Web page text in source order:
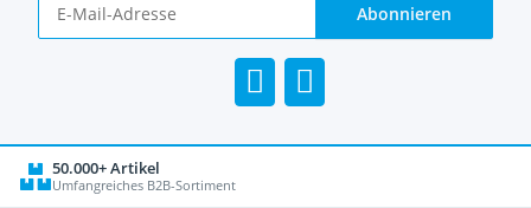
Abonnieren
50.000+ Artikel
Umfangreiches B2B-Sortiment